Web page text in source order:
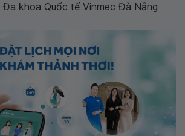
khoa Quốc tế Vinmec Đà Nẵng